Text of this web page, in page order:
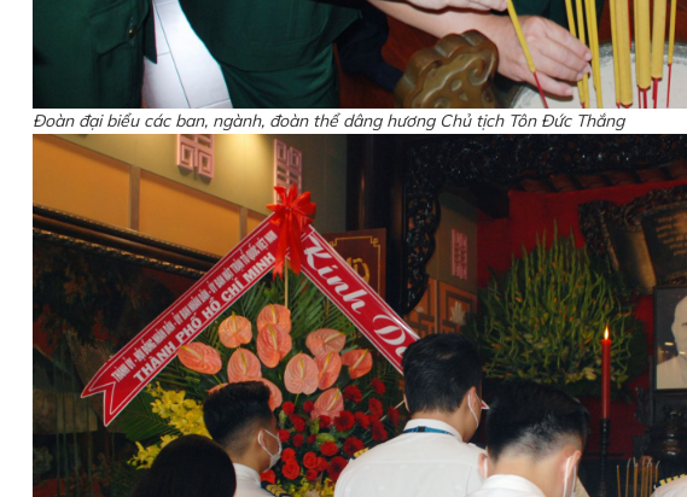
Đoàn đại biểu các ban, ngành, đoàn thể dâng hương Chủ tịch Tôn Đức Thắng